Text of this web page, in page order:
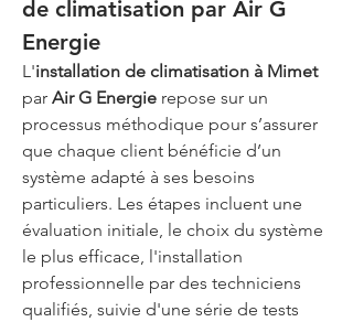
de climatisation par Air G
Energie
L'installation de climatisation à Mimet
par Air G Energie repose sur un
processus méthodique pour s’assurer
que chaque client bénéficie d’un
système adapté à ses besoins
particuliers. Les étapes incluent une
évaluation initiale, le choix du système
le plus efficace, l'installation
professionnelle par des techniciens
qualifiés, suivie d'une série de tests